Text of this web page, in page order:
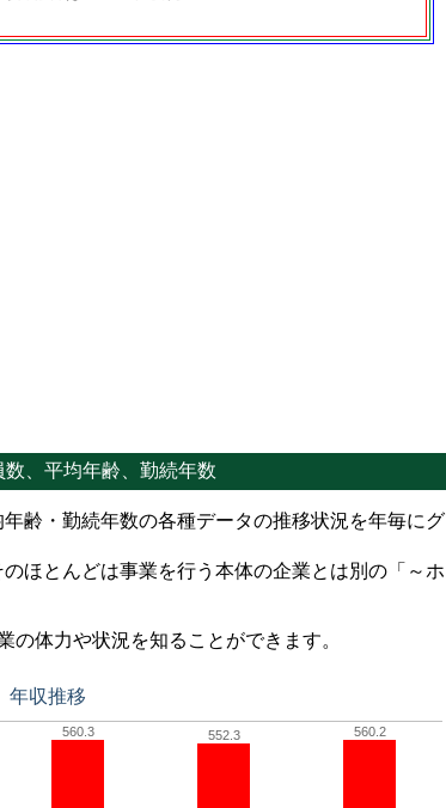
、平均年齢、勤続年数
齢・勤続年数の各種データの推移状況を年毎にグ
ほとんどは事業を行う本体の企業とは別の「～ホ
体力や状況を知ることができます。
年収推移
560.3 552.3 560.2